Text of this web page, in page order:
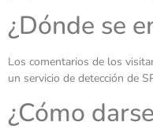
¿Dónde se
Los comentarios de los
un servicio de detección de
¿Cómo